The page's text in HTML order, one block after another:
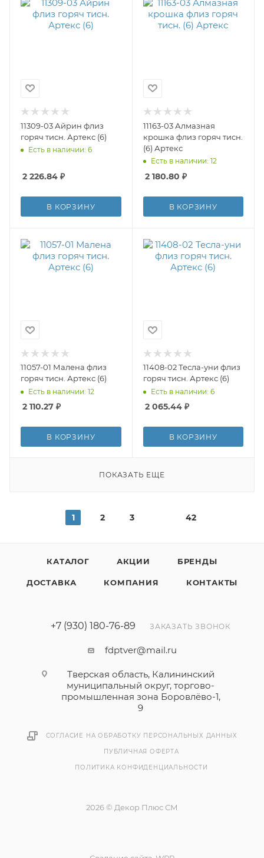
11309-03 Айрин флиз
горяч тисн. Артекс (6)
Есть в наличии: 6
2 226.84 ₽
В КОРЗИНУ
11163-03 Алмазная
крошка флиз горяч тисн.
(6) Артекс
Есть в наличии: 12
2 180.80 ₽
В КОРЗИНУ
11057-01 Малена флиз
горяч тисн. Артекс (6)
Есть в наличии: 12
2 110.27 ₽
В КОРЗИНУ
11408-02 Тесла-уни флиз
горяч тисн. Артекс (6)
Есть в наличии: 6
2 065.44₽
В КОРЗИНУ
ПОКАЗАТЬ ЕЩЕ
1 2 3 42
КАТАЛОГ АКЦИИ БРЕНДЫ
ДОСТАВКА КОМПАНИЯ КОНТАКТЫ
+7 (930) 180-76-89 ЗАКАЗАТЬ ЗВОНОК
fdptver@mail.ru
Тверская область, Калининский
муниципальный округ, торгово-
промышленная зона Боровлёво-1,
9
СОГЛАСИЕ НА ОБРАБОТКУ ПЕРСОНАЛЬНЫХ ДАННЫХ
ПУБЛИЧНАЯ ОФЕРТА
ПОЛИТИКА КОНФИДЕНЦИАЛЬНОСТИ
2026 © Декор Плюс СМ